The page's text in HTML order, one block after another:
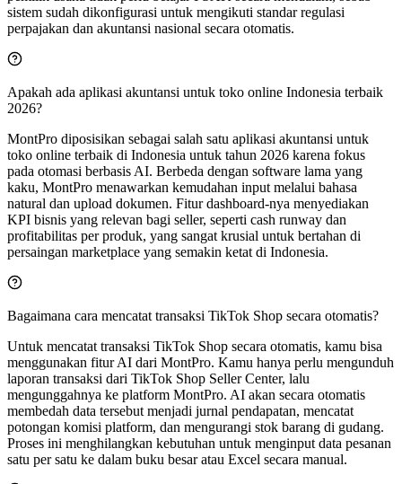
sistem sudah dikonfigurasi untuk mengikuti standar regulasi
perpajakan dan akuntansi nasional secara otomatis.
Apakah ada aplikasi akuntansi untuk toko online Indonesia terbaik
2026?
MontPro diposisikan sebagai salah satu aplikasi akuntansi untuk
toko online terbaik di Indonesia untuk tahun 2026 karena fokus
pada otomasi berbasis AI. Berbeda dengan software lama yang
kaku, MontPro menawarkan kemudahan input melalui bahasa
natural dan upload dokumen. Fitur dashboard-nya menyediakan
KPI bisnis yang relevan bagi seller, seperti cash runway dan
profitabilitas per produk, yang sangat krusial untuk bertahan di
persaingan marketplace yang semakin ketat di Indonesia.
Bagaimana cara mencatat transaksi TikTok Shop secara otomatis?
Untuk mencatat transaksi TikTok Shop secara otomatis, kamu bisa
menggunakan fitur AI dari MontPro. Kamu hanya perlu mengunduh
laporan transaksi dari TikTok Shop Seller Center, lalu
mengunggahnya ke platform MontPro. AI akan secara otomatis
membedah data tersebut menjadi jurnal pendapatan, mencatat
potongan komisi platform, dan mengurangi stok barang di gudang.
Proses ini menghilangkan kebutuhan untuk menginput data pesanan
satu per satu ke dalam buku besar atau Excel secara manual.